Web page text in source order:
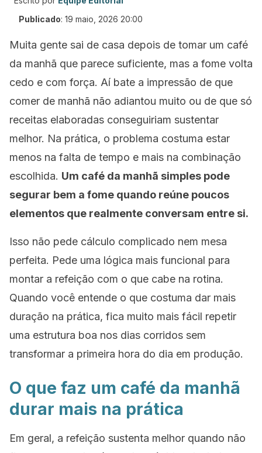
Publicado: 19 maio, 2026 20:00
Muita gente sai de casa depois de tomar um café
da manhã que parece suficiente, mas a fome volta
cedo e com força. Aí bate a impressão de que
comer de manhã não adiantou muito ou de que só
receitas elaboradas conseguiriam sustentar
melhor. Na prática, o problema costuma estar
menos na falta de tempo e mais na combinação
escolhida. Um café da manhã simples pode
segurar bem a fome quando reúne poucos
elementos que realmente conversam entre si.
Isso não pede cálculo complicado nem mesa
perfeita. Pede uma lógica mais funcional para
montar a refeição com o que cabe na rotina.
Quando você entende o que costuma dar mais
duração na prática, fica muito mais fácil repetir
uma estrutura boa nos dias corridos sem
transformar a primeira hora do dia em produção.
O que faz um café da manhã
durar mais na prática
Em geral, a refeição sustenta melhor quando não